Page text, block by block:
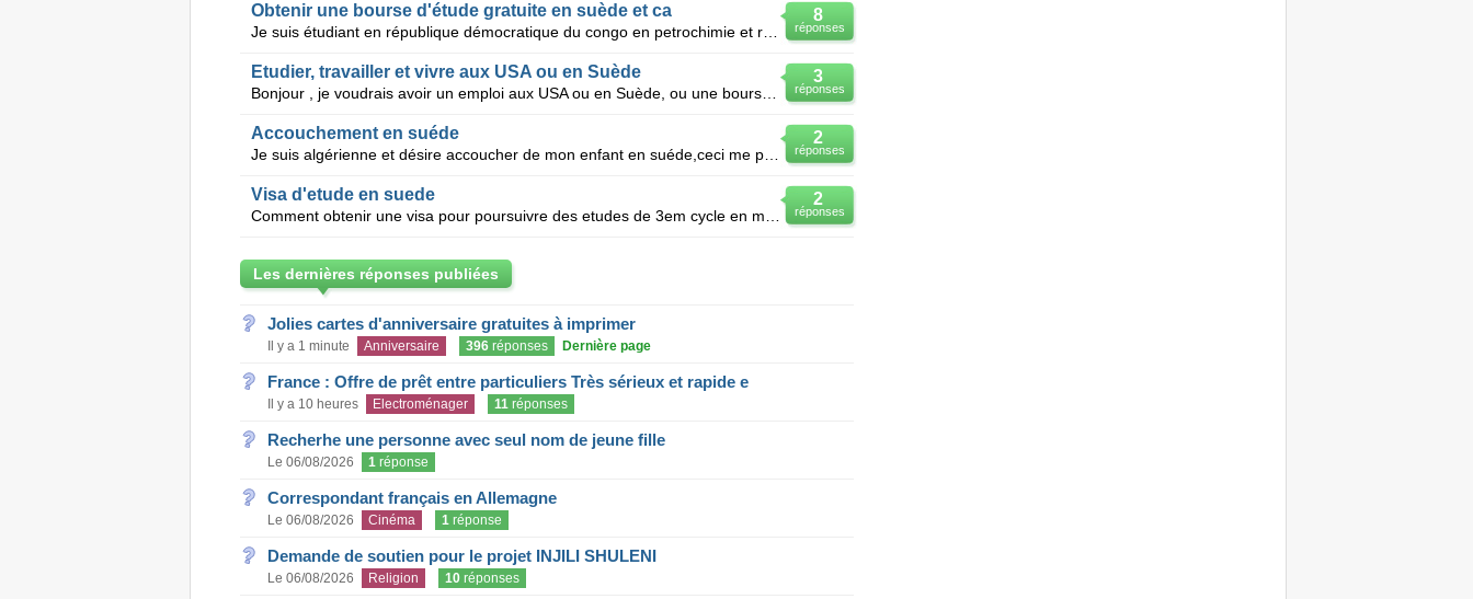
8
réponses
Obtenir une bourse d'étude gratuite en suède et ca
Je suis étudiant en république démocratique du congo en petrochimie et raffinagecompte tenu de la si
3
réponses
Etudier, travailler et vivre aux USA ou en Suède
Bonjour , je voudrais avoir un emploi aux USA ou en Suède, ou une bourse d'étude gratuite pour pou
2
réponses
Accouchement en suéde
Je suis algérienne et désire accoucher de mon enfant en suéde,ceci me permettra-t'il déavoir une sit
2
réponses
Visa d'etude en suede
Les dernières réponses publiées
Jolies cartes d'anniversaire gratuites à imprimer
Il y a 1 minute Anniversaire 396réponses Dernière page
France : Offre de prêt entre particuliers Très sérieux et rapide e
Il y a 10 heures Electroménager 11réponses
Recherhe une personne avec seul nom de jeune fille
Le 06/08/2026 1réponse
Correspondant français en Allemagne
Le 06/08/2026 Cinéma 1réponse
Demande de soutien pour le projet INJILI SHULENI
Le 06/08/2026 Religion 10réponses